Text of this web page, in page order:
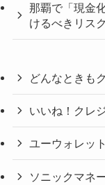
那覇で「現金
けるべきリス
どんなときも
いいね！クレ
ユーウォレット
ソニックマネ